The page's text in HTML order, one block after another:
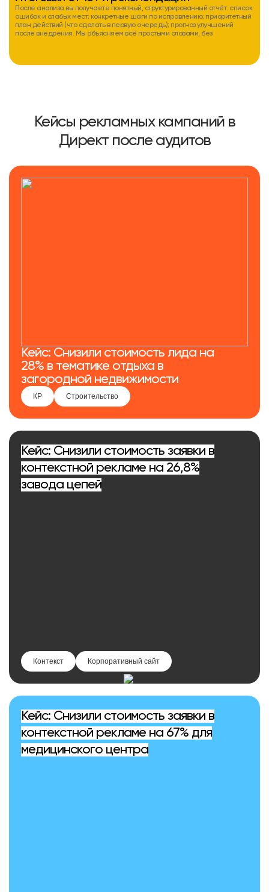
После анализа вы получаете понятный, структурированный отчёт: список
ошибок и слабых мест; конкретные шаги по исправлению; приоритетный
план действий (что сделать в первую очередь); прогноз улучшений
после внедрения. Мы объясняем всё простыми словами, без
Кейсы рекламных кампаний в
Директ после аудитов
Кейс: Снизили стоимость лида на
28% в тематике отдыха в
загородной недвижимости
КР Строительство
Кейс: Снизили стоимость заявки в
контекстной рекламе на 26,8%
завода цепей
Контекст Корпоративный сайт
Кейс: Снизили стоимость заявки в
контекстной рекламе на 67% для
медицинского центра